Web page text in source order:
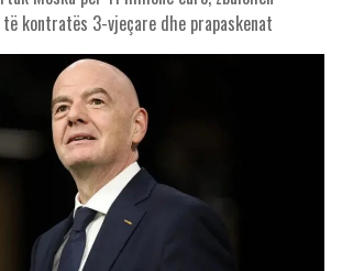
kontratës 3-vjeçare dhe prapaskenat